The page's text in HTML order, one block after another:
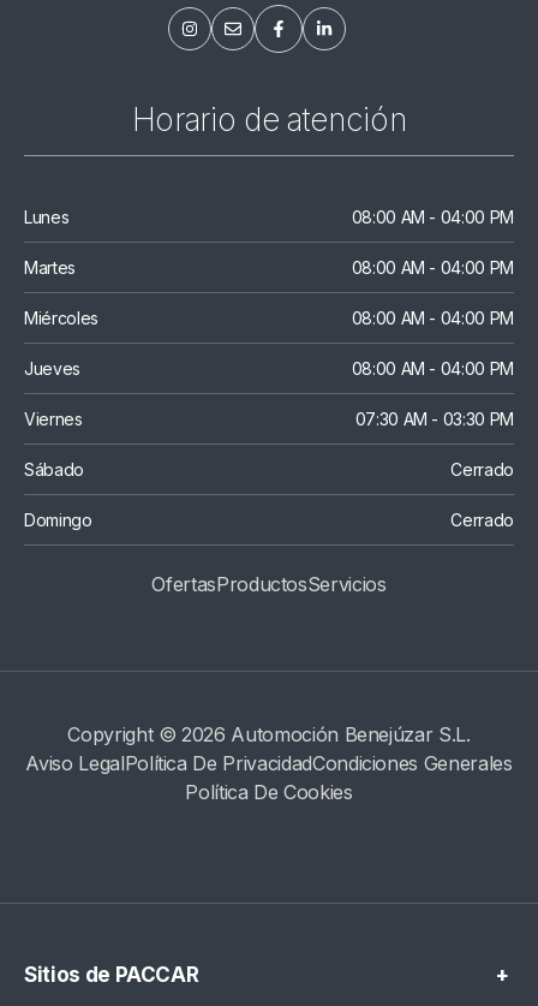
Horario de atención
Lunes 08:00 AM - 04:00 PM
Martes 08:00 AM - 04:00 PM
Miércoles 08:00 AM - 04:00 PM
Jueves 08:00 AM - 04:00 PM
Viernes 07:30 AM - 03:30 PM
Sábado Cerrado
Domingo Cerrado
OfertasProductosSErvicios
Copyright © 2026 Automoción Benejúzar S.L.
Aviso LegalPolítica De PrivacidadCondiciones Generales
Política De Cookies
Sitios de PACCAR +